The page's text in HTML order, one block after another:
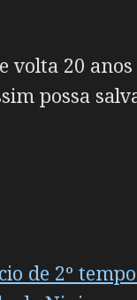
20
possa
de 2º